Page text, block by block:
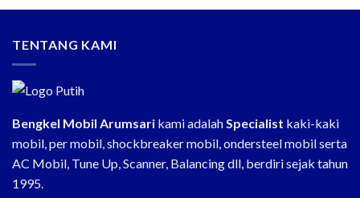
TENTANG KAMI
Bengkel Mobil Arumsari kami adalahSpecialist kaki-kaki
mobil, per mobil, shockbreaker mobil, ondersteel mobil serta
AC Mobil, Tune Up, Scanner, Balancing dll, berdiri sejak tahun
1995.